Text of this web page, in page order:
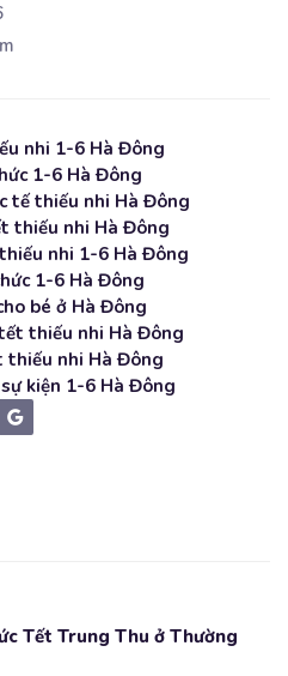
nhi 1-6 Hà Đông
1-6 Hà Đông
tế thiếu nhi Hà Đông
thiếu nhi Hà Đông
nhi 1-6 Hà Đông
1-6 Hà Đông
bé ở Hà Đông
thiếu nhi Hà Đông
thiếu nhi Hà Đông
kiện 1-6 Hà Đông
Tết Trung Thu ở Thường